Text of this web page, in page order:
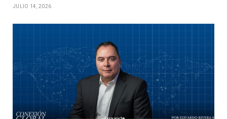
JULIO 14, 2026